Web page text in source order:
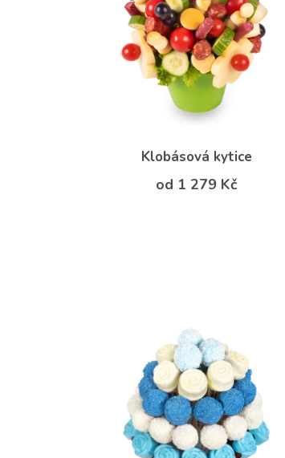
Klobásová kytice
od 1 279 Kč